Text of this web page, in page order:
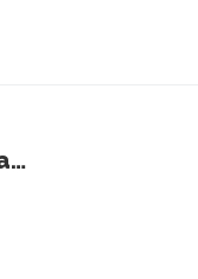
Decebal Leonard Marin